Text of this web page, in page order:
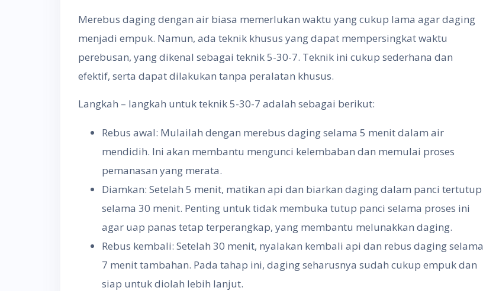
Merebus daging dengan air biasa memerlukan waktu yang cukup lama agar daging
menjadi empuk. Namun, ada teknik khusus yang dapat mempersingkat waktu
perebusan, yang dikenal sebagai teknik 5-30-7. Teknik ini cukup sederhana dan
efektif, serta dapat dilakukan tanpa peralatan khusus.
Langkah – langkah untuk teknik 5-30-7 adalah sebagai berikut:
Rebus awal: Mulailah dengan merebus daging selama 5 menit dalam air
mendidih. Ini akan membantu mengunci kelembaban dan memulai proses
pemanasan yang merata.
Diamkan: Setelah 5 menit, matikan api dan biarkan daging dalam panci tertutup
selama 30 menit. Penting untuk tidak membuka tutup panci selama proses ini
agar uap panas tetap terperangkap, yang membantu melunakkan daging.
Rebus kembali: Setelah 30 menit, nyalakan kembali api dan rebus daging selama
7 menit tambahan. Pada tahap ini, daging seharusnya sudah cukup empuk dan
siap untuk diolah lebih lanjut.